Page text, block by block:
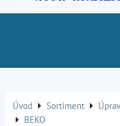
Úvod Sortiment
BEKO